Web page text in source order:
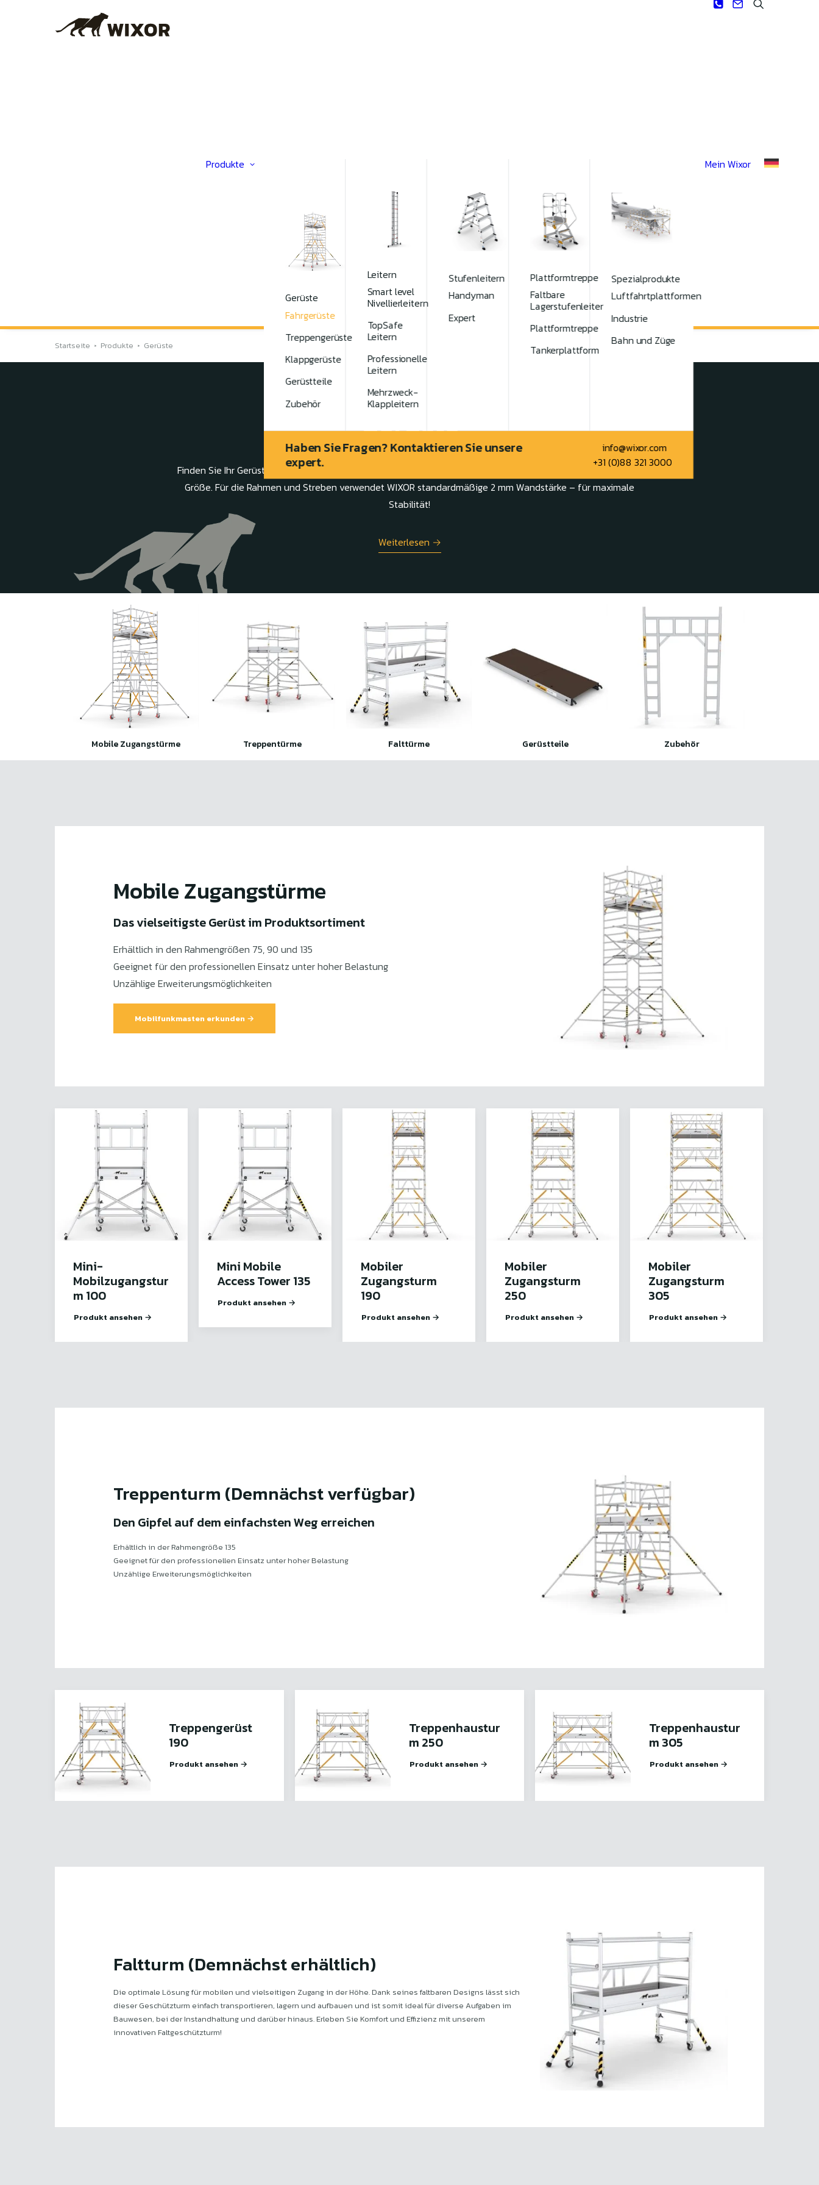
Produkte
Gerüste
Fahrgerüste
Treppengerüste
Klappgerüste
Gerüstteile
Zubehör
Leitern
Smart level
Nivellierleitern
TopSafe
Leitern
Professionelle
Leitern
Mehrzweck-
Klappleitern
Stufenleitern
Handyman
Expert
Plattformtreppe
Faltbare
Lagerstufenleiter
Plattformtreppe
Tankerplattform
Spezialprodukte
Luftfahrtplattformen
Industrie
Bahn und Züge
Haben Sie Fragen? Kontaktieren Sie unsere
expert.
info@wixor.com
+31 (0)88 321 3000
Mein Wixor
Startseite Produkte Gerüste
Gerüste
Finden Sie Ihr Gerüst in jeder Größe! WIXOR bietet eine vielfältige Auswahl an Gerüsten in jeder gewünschten
Größe. Für die Rahmen und Streben verwendet WIXOR standardmäßige 2 mm Wandstärke – für maximale
Stabilität!
Weiterlesen →
Mobile Zugangstürme Treppentürme Falttürme Gerüstteile Zubehör
Mobile Zugangstürme
Das vielseitigste Gerüst im Produktsortiment
Erhältlich in den Rahmengrößen 75, 90 und 135
Geeignet für den professionellen Einsatz unter hoher Belastung
Unzählige Erweiterungsmöglichkeiten
Mobilfunkmasten erkunden →
Mini-
Mobilzugangstur
m 100
Produkt ansehen →
Mini Mobile
Access Tower 135
Produkt ansehen →
Mobiler
Zugangsturm
190
Produkt ansehen →
Mobiler
Zugangsturm
250
Produkt ansehen →
Mobiler
Zugangsturm
305
Produkt ansehen →
Treppenturm (Demnächst verfügbar)
Den Gipfel auf dem einfachsten Weg erreichen
Erhältlich in der Rahmengröße 135
Geeignet für den professionellen Einsatz unter hoher Belastung
Unzählige Erweiterungsmöglichkeiten
Treppengerüst
190
Produkt ansehen →
Treppenhaustur
m 250
Produkt ansehen →
Treppenhaustur
m 305
Produkt ansehen →
Faltturm (Demnächst erhältlich)
Die optimale Lösung für mobilen und vielseitigen Zugang in der Höhe. Dank seines faltbaren Designs lässt sich
dieser Geschützturm einfach transportieren, lagern und aufbauen und ist somit ideal für diverse Aufgaben im
Bauwesen, bei der Instandhaltung und darüber hinaus. Erleben Sie Komfort und Effizienz mit unserem
innovativen Faltgeschützturm!